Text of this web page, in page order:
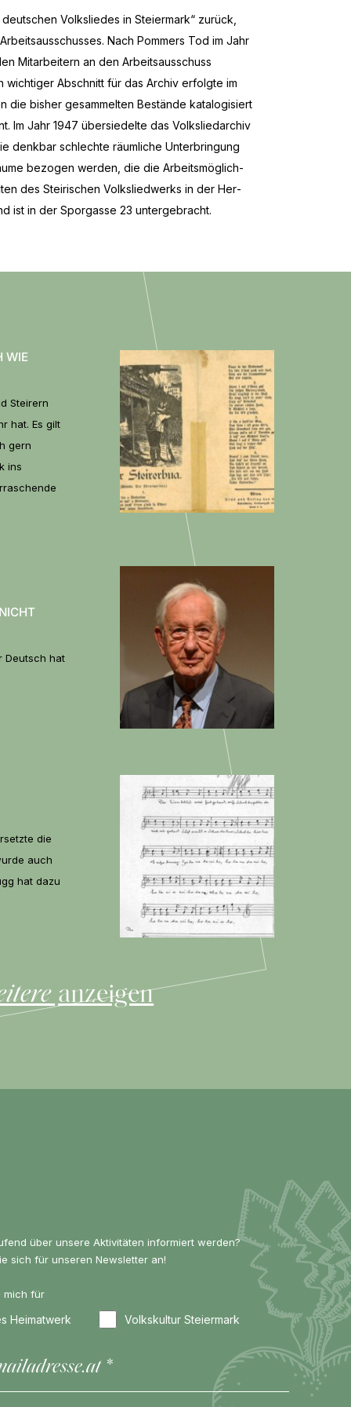
Volksliedes in Steiermark“ zurück,
Nach Pommers Tod im Jahr
Mitarbeitern an den Arbeitsausschuss
wich­ti­ger Ab­schnitt für das Ar­chiv er­folg­te im
die bis­her ge­sam­mel­ten Be­stän­de ka­ta­lo­gi­siert
Im Jahr 1947 über­sie­del­te das Volks­lie­dar­chiv
denk­bar schlech­te räum­li­che Un­ter­brin­gung
be­zo­gen wer­den, die die Ar­beits­mög­lich­
des Steirischen Volksliedwerks in der Her­
ist in der Sporgasse 23 untergebracht.
WIE
Steirern
hat. Es gilt
gern
ins
M
Deutsch hat
die
auch
hat dazu
anzeigen
über unsere Aktivitäten informiert werden?
sich für unseren Newsletter an!
mich für
Heimatwerk Volkskultur Steiermark